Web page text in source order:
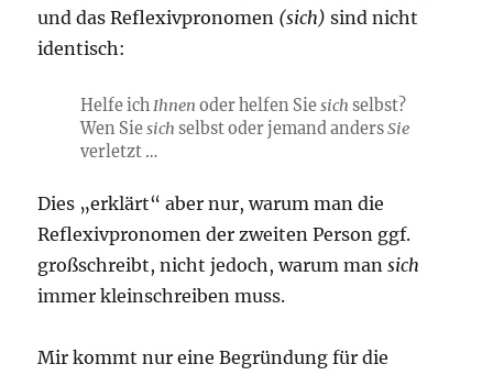
und das Reflexivpronomen (sich) sind nicht
identisch:
Helfe ichIhnen oder helfen Siesich selbst?
Wen Siesich selbst oder jemand andersSie
verletzt …
Dies „erklärt“ aber nur, warum man die
Reflexivpronomen der zweiten Person ggf.
großschreibt, nicht jedoch, warum mansich
immer kleinschreiben muss.
Mir kommt nur eine Begründung für die